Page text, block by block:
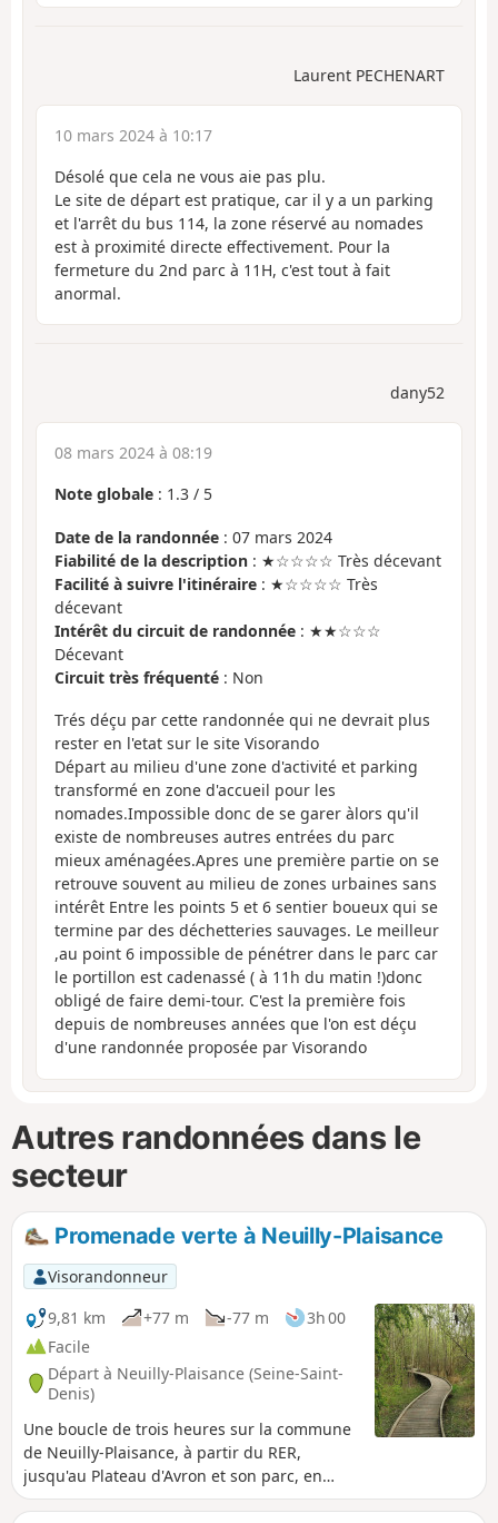
Laurent PECHENART
10 mars 2024 à 10:17
Désolé que cela ne vous aie pas plu.
Le site de départ est pratique, car il y a un parking
et l'arrêt du bus 114, la zone réservé au nomades
est à proximité directe effectivement. Pour la
fermeture du 2nd parc à 11H, c'est tout à fait
anormal.
dany52
08 mars 2024 à 08:19
Note globale : 1.3 / 5
Date de la randonnée : 07 mars 2024
Fiabilité de la description : ★☆☆☆☆ Très décevant
Facilité à suivre l'itinéraire : ★☆☆☆☆ Très
décevant
Intérêt du circuit de randonnée : ★★☆☆☆
Décevant
Circuit très fréquenté : Non
Trés déçu par cette randonnée qui ne devrait plus
rester en l'etat sur le site Visorando
Départ au milieu d'une zone d'activité et parking
transformé en zone d'accueil pour les
nomades.Impossible donc de se garer àlors qu'il
existe de nombreuses autres entrées du parc
mieux aménagées.Apres une première partie on se
retrouve souvent au milieu de zones urbaines sans
intérêt Entre les points 5 et 6 sentier boueux qui se
termine par des déchetteries sauvages. Le meilleur
,au point 6 impossible de pénétrer dans le parc car
le portillon est cadenassé ( à 11h du matin !)donc
obligé de faire demi-tour. C'est la première fois
depuis de nombreuses années que l'on est déçu
d'une randonnée proposée par Visorando
Autres randonnées dans le
secteur
Promenade verte à Neuilly-Plaisance
Visorandonneur
9,81 km
+77 m -77 m
3h 00
Facile
Départ à Neuilly-Plaisance (Seine-Saint-
Denis)
Une boucle de trois heures sur la commune
de Neuilly-Plaisance, à partir du RER,
jusqu'au Plateau d'Avron et son parc, en
passant par la coulée verte. Retour plus